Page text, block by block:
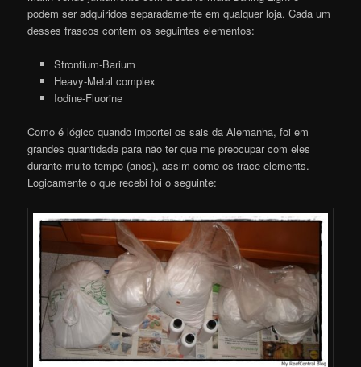
podem ser adquiridos separadamente em qualquer loja. Cada um
desses frascos contem os seguintes elementos:
Strontium-Barium
Heavy-Metal complex
Iodine-Fluorine
Como é lógico quando importei os sais da Alemanha, foi em
grandes quantidade para não ter que me preocupar com eles
durante muito tempo (anos), assim como os trace elements.
Logicamente o que recebi foi o seguinte: